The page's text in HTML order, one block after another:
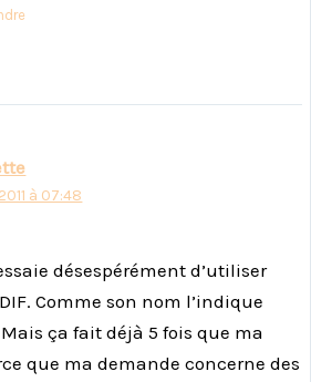
à 07:48
désespérément d’utiliser
Comme son nom l’indique
Mais ça fait déjà 5 fois que ma
que ma demande concerne des